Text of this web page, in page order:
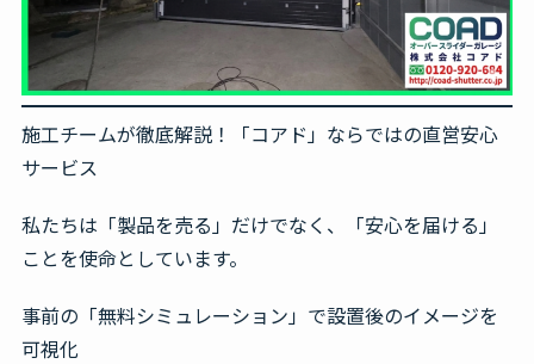
施工チームが徹底解説！「コアド」ならではの直営安心
サービス
私たちは「製品を売る」だけでなく、「安心を届ける」
ことを使命としています。
事前の「無料シミュレーション」で設置後のイメージを
可視化